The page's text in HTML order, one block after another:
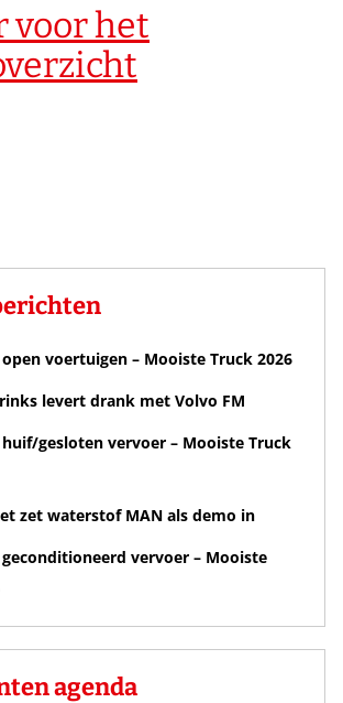
voor het
voertuigen – Mooiste Truck 2026
levert drank met Volvo FM
gesloten vervoer – Mooiste Truck
zet waterstof MAN als demo in
vervoer – Mooiste
agenda